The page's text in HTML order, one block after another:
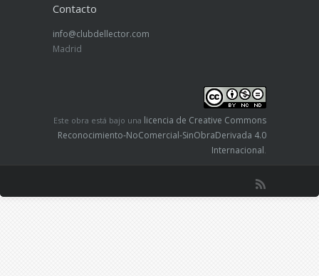
Contacto
info@clubdellector.com
Madrid
Este obra está bajo una licencia de Creative Commons
Reconocimiento-NoComercial-SinObraDerivada 4.0
Internacional